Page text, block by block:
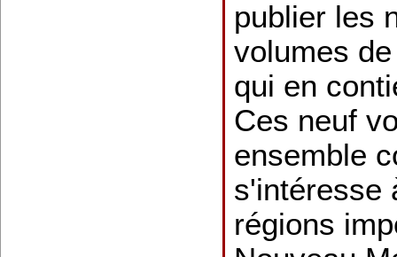
publier les
volumes
qui en
Ces neuf
ensemble
s'intéresse
régions